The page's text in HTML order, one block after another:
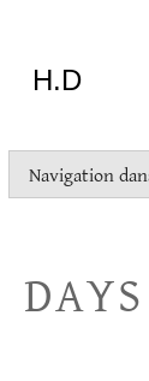
H.D
tout
essayer
Navigation